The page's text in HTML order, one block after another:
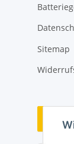
Sitemap